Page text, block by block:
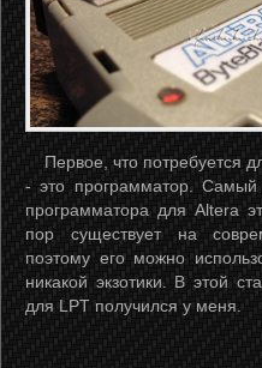
Первое, что потребуется
- это программатор. Самый
программатора для Altera
пор существует на
поэтому его можно
никакой экзотики. В этой
для LPT получился у меня.